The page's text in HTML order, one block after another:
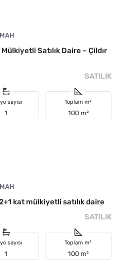
Satılık Daire – Çildır
SATILIK
sayısı
1
Toplam m²
100 m²
kat mülkiyetli satılık daire
SATILIK
sayısı
1
Toplam m²
100 m²